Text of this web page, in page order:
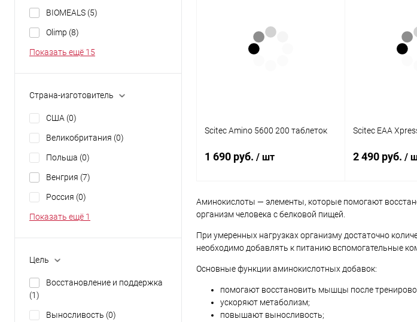
BIOMEALS (5)
Olimp (8)
Показать ещё 15
Страна-изготовитель
США (0)
Великобритания (0)
Польша (0)
Венгрия (7)
Россия (0)
Показать ещё 1
Цель
Восстановление и поддержка
(1)
Выносливость (0)
Купить в 1 клик
В избранное
Купить в 1
В избранное
Scitec Amino 5600 200 таблеток
1 690 руб. / шт
В корзину
Купить в 1 клик Сравнение
Scitec EAA
2 490 руб. /
В
Купить в 1
Аминокислоты — элементы, которые помогают
организм человека с белковой пищей.
При умеренных нагрузках организму достаточно
необходимо добавлять к питанию вспомогательные
Основные функции аминокислотных добавок:
помогают восстановить мышцы после
ускоряют метаболизм;
повышают выносливость;